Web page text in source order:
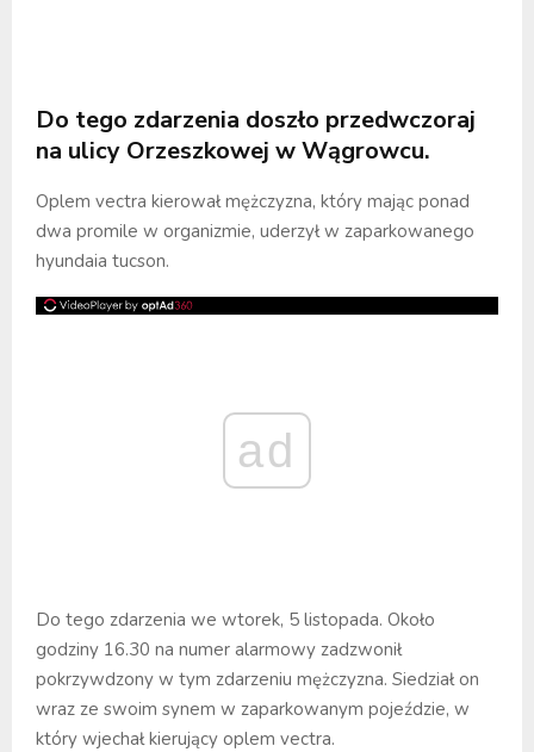
Do tego zdarzenia doszło przedwczoraj
na ulicy Orzeszkowej w Wągrowcu.
Oplem vectra kierował mężczyzna, który mając ponad
dwa promile w organizmie, uderzył w zaparkowanego
hyundaia tucson.
ad
Do tego zdarzenia we wtorek, 5 listopada. Około
godziny 16.30 na numer alarmowy zadzwonił
pokrzywdzony w tym zdarzeniu mężczyzna. Siedział on
wraz ze swoim synem w zaparkowanym pojeździe, w
który wjechał kierujący oplem vectra.